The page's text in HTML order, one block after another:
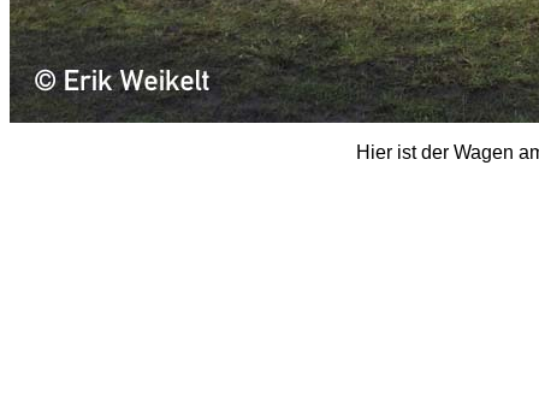
Hier ist der Wagen